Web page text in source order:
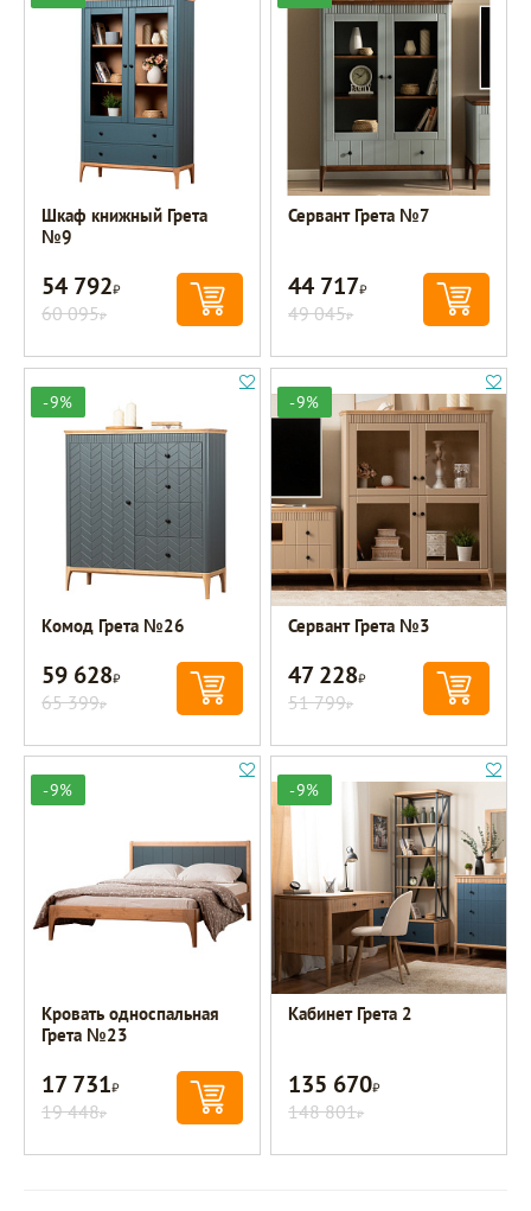
Шкаф книжный Грета
№9
54 792Р
60 095Р
Сервант Грета №7
44 717Р
49 045Р
-9%
Комод Грета №26
59 628Р
65 399Р
-9%
Сервант Грета №3
47 228Р
51 799Р
-9%
Кровать односпальная
Грета №23
17 731Р
19 448Р
-9%
Кабинет Грета 2
135 670Р
148 801Р